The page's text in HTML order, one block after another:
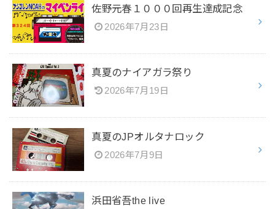
佐野元春１０００回再生達成記念
2026年7月23日
真夏のナイアガラ祭り
2026年7月19日
真夏のJPオルタナロック
2026年7月9日
浜田省吾the live